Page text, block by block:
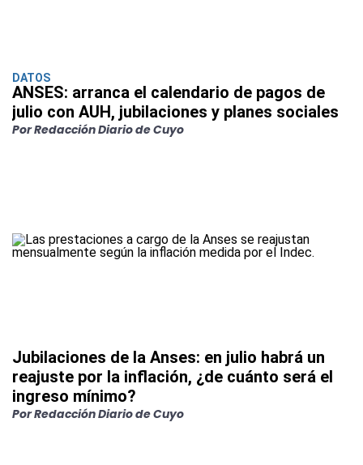
DATOS
ANSES: arranca el calendario de pagos de
julio con AUH, jubilaciones y planes sociales
Por Redacción Diario de Cuyo
Jubilaciones de la Anses: en julio habrá un
reajuste por la inflación, ¿de cuánto será el
ingreso mínimo?
Por Redacción Diario de Cuyo